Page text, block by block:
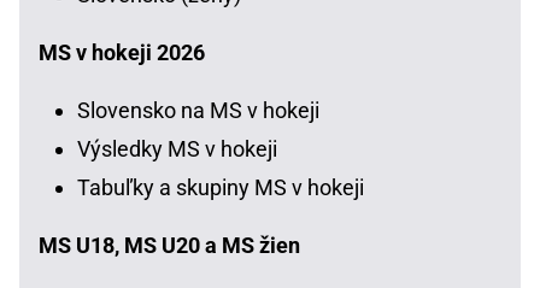
MS v hokeji 2026
Slovensko na MS v hokeji
Výsledky MS v hokeji
Tabuľky a skupiny MS v hokeji
MS U18, MS U20 a MS žien